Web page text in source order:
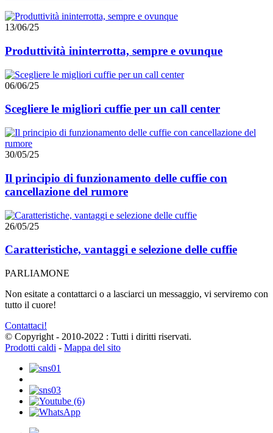
13/06/25
Produttività ininterrotta, sempre e ovunque
06/06/25
Scegliere le migliori cuffie per un call center
30/05/25
Il principio di funzionamento delle cuffie con
cancellazione del rumore
26/05/25
Caratteristiche, vantaggi e selezione delle cuffie
PARLIAMONE
Non esitate a contattarci o a lasciarci un messaggio, vi serviremo con
tutto il cuore!
Contattaci!
© Copyright - 2010-2022 : Tutti i diritti riservati.
Prodotti caldi - Mappa del sito